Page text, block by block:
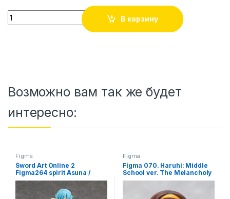
Original - Figma #447 - figma Styles - Ryo - Blazer Body
В корзину
Возможно вам так же будет
интересно:
Figma
Sword Art Online 2
Figma264 spirit Asuna /
Мастера меча онлайн
Асуна аниме фигурка
Figma
Figma 070. Haruhi: Middle
School ver. The Melancholy
of Haruhi Suzumiya /
Судзумии фигурка